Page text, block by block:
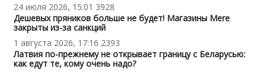
24 июля 2026, 15:01 3928
Дешевых пряников больше не будет! Магазины Mere
закрыты из-за санкций
1 августа 2026, 17:16 2393
Латвия по-прежнему не открывает границу с Беларусью:
как едут те, кому очень надо?